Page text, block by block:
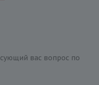
вас вопрос по